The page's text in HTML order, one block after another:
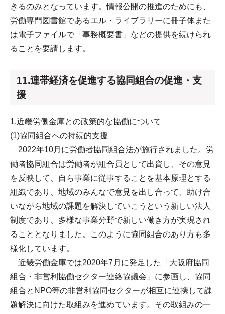
きるのみとなっています。情報公開の推進のためにも、
労働専門図書館であるエル・ライブラリーに冊子体また
は電子ファイルで「事務概要書」などの提供を続けられ
ることを要請します。
11.連帯経済を促進する協同組合の促進・支
援
1.近畿労働金庫との政策的な協働について
(1)協同組合への持続的支援
2022年10月に労働者協同組合法が施行されました。労
働者協同組合は労働者が組合員として出資し、その意見
を反映して、自ら事業に従事することを基本原理とする
組織であり、地域のみんなで意見を出し合って、助け合
いながら地域の課題を解決していこうという新しい法人
制度であり、多様な事業分野で新しい働き方が実現され
ることとなりました。このように協同組合のあり方も多
様化しています。
近畿労働金庫では2020年7月に発足した「大阪府協同
組合・非営利協働セクター連絡協議会」に参画し、協同
組合とNPO等の非営利協同セクターが相互に連携して課
題解決に向けた取組みを進めています。その取組みの一